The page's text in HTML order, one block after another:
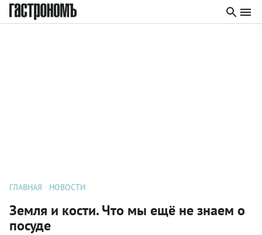
ГЛАВНАЯ НОВОСТИ
Земля и кости. Что мы ещё не знаем о
посуде